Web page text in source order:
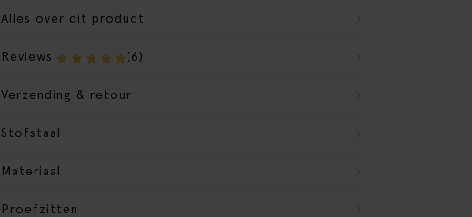
Alles over dit product
Reviews (6)
Verzending & retour
Stofstaal
Materiaal
Proefzitten